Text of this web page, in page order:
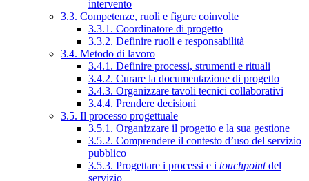
intervento
3.3. Competenze, ruoli e figure coinvolte
3.3.1. Coordinatore di progetto
3.3.2. Definire ruoli e responsabilità
3.4. Metodo di lavoro
3.4.1. Definire processi, strumenti e rituali
3.4.2. Curare la documentazione di progetto
3.4.3. Organizzare tavoli tecnici collaborativi
3.4.4. Prendere decisioni
3.5. Il processo progettuale
3.5.1. Organizzare il progetto e la sua gestione
3.5.2. Comprendere il contesto d’uso del servizio
pubblico
3.5.3. Progettare i processi e i touchpointdel
servizio